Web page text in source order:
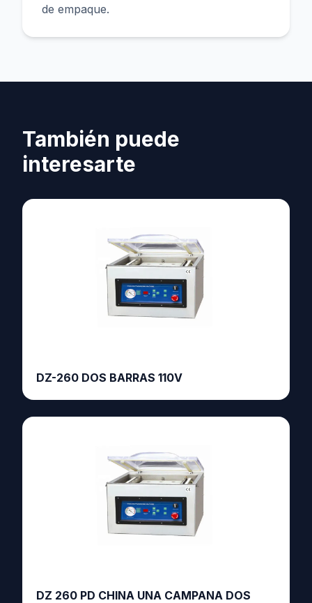
de empaque.
También puede
interesarte
DZ-260 DOS BARRAS 110V
DZ 260 PD CHINA UNA CAMPANA DOS